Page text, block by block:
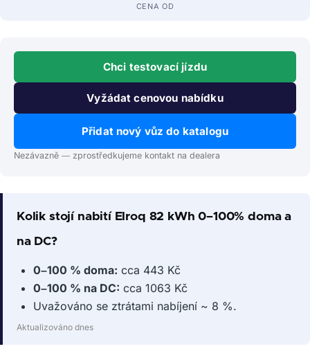
CENA OD
Chci testovací jízdu
Vyžádat cenovou nabídku
Přidat nový vůz do katalogu
Nezávazně — zprostředkujeme kontakt na dealera
Kolik stojí nabití Elroq 82 kWh 0–100% doma a
na DC?
0–100 % doma: cca 443 Kč
0–100 % na DC: cca 1063 Kč
Uvažováno se ztrátami nabíjení ~ 8 %.
Aktualizováno dnes